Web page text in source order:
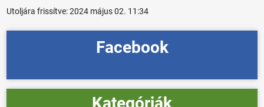
Utoljára frissítve:2024 május 02. 11:34
Facebook
Kategóriák